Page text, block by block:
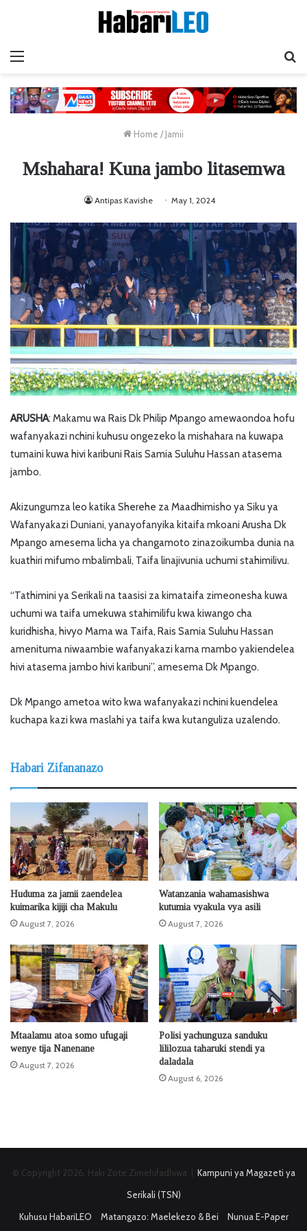
Home / Jamii
Mshahara! Kuna jambo litasemwa
Antipas Kavishe May 1, 2024
ARUSHA: Makamu wa Rais Dk Philip Mpango amewaondoa hofu
wafanyakazi nchini kuhusu ongezeko la mishahara na kuwapa
tumaini kuwa hivi karibuni Rais Samia Suluhu Hassan atasema
jambo.
Akizungumza leo katika Sherehe za Maadhimisho ya Siku ya
Wafanyakazi Duniani, yanayofanyika kitaifa mkoani Arusha Dk
Mpango amesema licha ya changamoto zinazoikumba dunia na
kuathiri mifumo mbalimbali, Taifa linajivunia uchumi stahimilivu.
“Tathimini ya Serikali na taasisi za kimataifa zimeonesha kuwa
uchumi wa taifa umekuwa stahimilifu kwa kiwango cha
kuridhisha, hivyo Mama wa Taifa, Rais Samia Suluhu Hassan
amenituma niwaambie wafanyakazi kama mambo yakiendelea
hivi atasema jambo hivi karibuni”, amesema Dk Mpango.
Dk Mpango ametoa wito kwa wafanyakazi nchini kuendelea
kuchapa kazi kwa maslahi ya taifa kwa kutanguliza uzalendo.
Habari Zifananazo
Huduma za jamii zaendelea
kuimarika kijiji cha Makulu
August 7, 2026
Watanzania wahamasishwa
kutumia vyakula vya asili
August 7, 2026
Mtaalamu atoa somo ufugaji
wenye tija Nanenane
August 7, 2026
Polisi yachunguza sanduku
lililozua taharuki stendi ya
daladala
August 6, 2026
© Copyright 2026, Haki Zote Zimehifadhiwa | Kampuni ya Magazeti ya
Serikali (TSN)
Kuhusu HabariLEO
Matangazo: Maelekezo & Bei Nunua E-Paper